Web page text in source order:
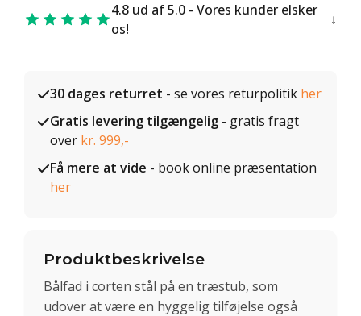
4.8 ud af 5.0 - Vores kunder elsker
os!
30 dages returret - se vores returpolitik her
Gratis levering tilgængelig - gratis fragt
over kr. 999,-
Få mere at vide - book online præsentation
her
Produktbeskrivelse
Bålfad i corten stål på en træstub, som
udover at være en hyggelig tilføjelse også